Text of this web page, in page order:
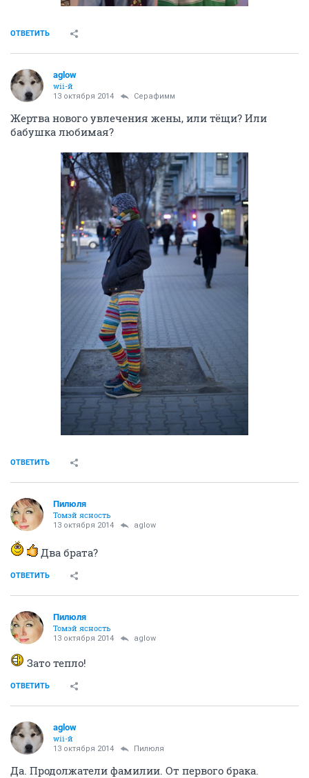
ОТВЕТИТЬ
aglow
wii-й
13 октября 2014 Серафимм
Жертва нового увлечения жены, или тёщи? Или
бабушка любимая?
ОТВЕТИТЬ
Пилюля
Томэй ясность
13 октября 2014 aglow
Два брата?
ОТВЕТИТЬ
Пилюля
Томэй ясность
13 октября 2014 aglow
Зато тепло!
ОТВЕТИТЬ
aglow
wii-й
13 октября 2014 Пилюля
Да. Продолжатели фамилии. От первого брака.